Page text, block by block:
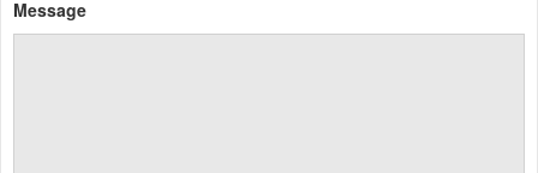
Message